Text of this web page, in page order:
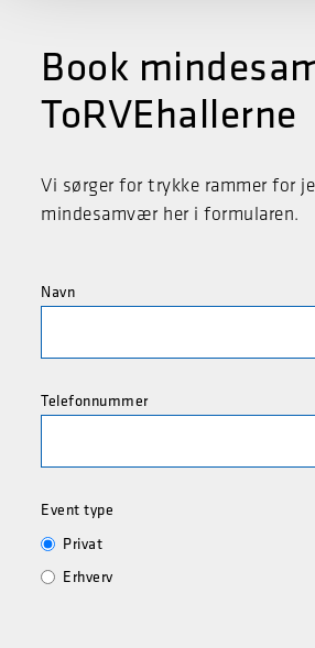
Book
ToRVEhallerne
Vi sørger for trykke rammer for
mindesamvær her i formularen.
Navn
Telefonnummer
Event type
Privat
Erhverv